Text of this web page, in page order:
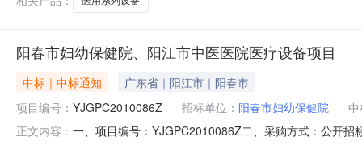
阳春市妇幼保健院、阳江市中医医院医疗设备项目
中标｜中标通知
广东省｜阳江市｜阳春市
项目编号： YJGPC2010086Z 招标单位： 阳春市妇幼保健院
正文内容： 一、项目编号：YJGPC2010086Z二、采购方式：公开